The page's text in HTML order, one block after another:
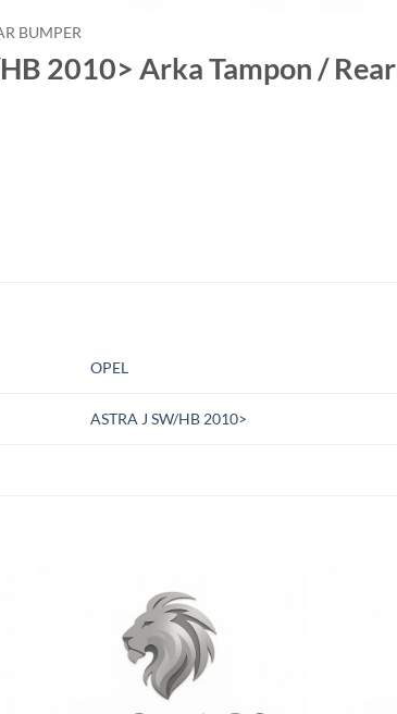
BUMPER
2010> Arka Tampon / Rear
OPEL
ASTRA J SW/HB 2010>